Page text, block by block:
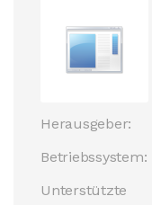
Herausgeber:
Betriebssystem:
Unterstützte